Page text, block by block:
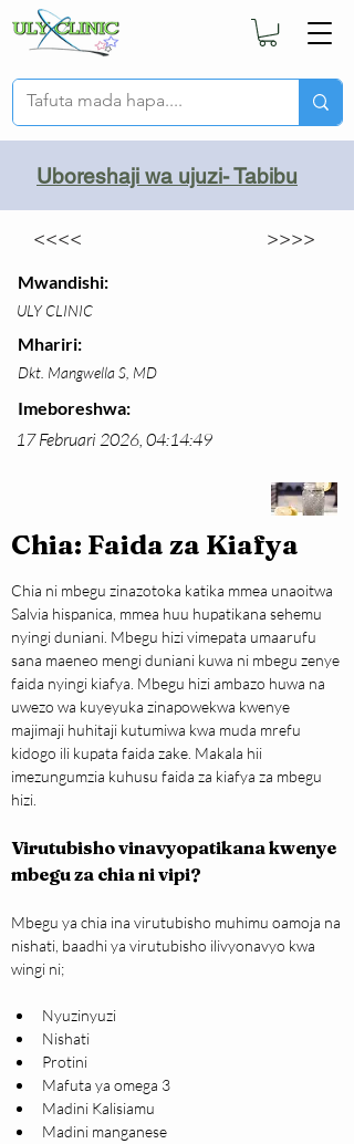
Uboreshaji wa ujuzi- Tabibu
<<<< >>>>
Mwandishi:
ULY CLINIC
Mhariri:
Dkt. Mangwella S, MD
Imeboreshwa:
17 Februari 2026, 04:14:49
Chia: Faida za Kiafya
Chia ni mbegu zinazotoka katika mmea unaoitwa
Salvia hispanica, mmea huu hupatikana sehemu
nyingi duniani. Mbegu hizi vimepata umaarufu
sana maeneo mengi duniani kuwa ni mbegu zenye
faida nyingi kiafya. Mbegu hizi ambazo huwa na
uwezo wa kuyeyuka zinapowekwa kwenye
majimaji huhitaji kutumiwa kwa muda mrefu
kidogo ili kupata faida zake. Makala hii
imezungumzia kuhusu faida za kiafya za mbegu
hizi.
Virutubisho vinavyopatikana kwenye
mbegu za chia ni vipi?
Mbegu ya chia ina virutubisho muhimu oamoja na
nishati, baadhi ya virutubisho ilivyonavyo kwa
wingi ni;
Nyuzinyuzi
Nishati
Protini
Mafuta ya omega 3
Madini Kalisiamu
Madini manganese